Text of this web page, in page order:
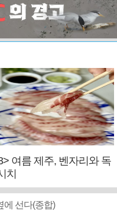
여름 제주, 벤자리와 독
치
에 선다(종합)